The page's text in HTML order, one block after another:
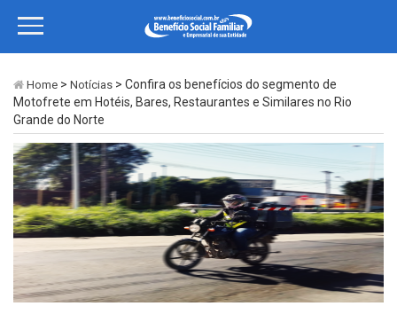
Home > Notícias > Confira os benefícios do segmento de
Motofrete em Hotéis, Bares, Restaurantes e Similares no Rio
Grande do Norte